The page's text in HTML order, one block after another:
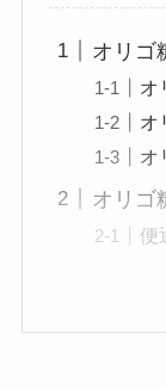
オリゴ
オ
オ
オ
オリゴ
便